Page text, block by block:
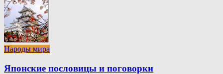
Народы мира
Японские пословицы и поговорки